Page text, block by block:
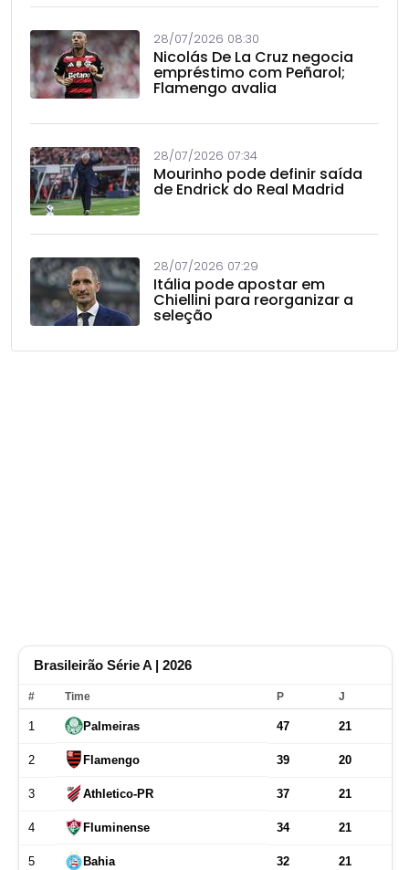
28/07/2026 08:30
Nicolás De La Cruz negocia
empréstimo com Peñarol;
Flamengo avalia
28/07/2026 07:34
Mourinho pode definir saída
de Endrick do Real Madrid
28/07/2026 07:29
Itália pode apostar em
Chiellini para reorganizar a
seleção